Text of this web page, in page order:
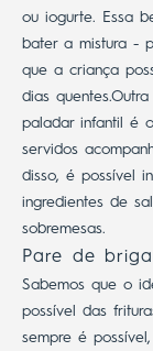
ou iogurte. Essa
bater a mistura -
que a criança
dias quentes.
paladar infantil é
servidos
disso, é possível
ingredientes de
sobremesas.
Pare de
Sabemos que o
possível das
sempre é